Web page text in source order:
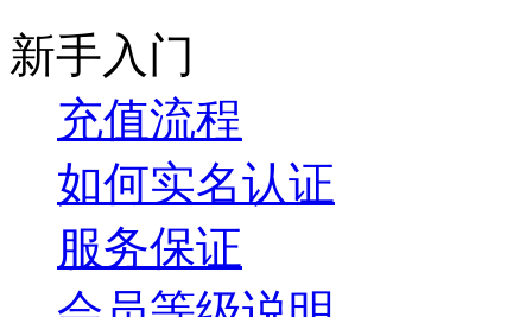
新手入门
充值流程
如何实名认证
服务保证